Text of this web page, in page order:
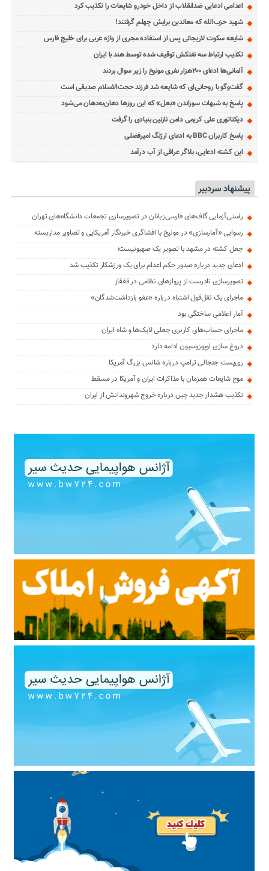
اعدامی ادعایی ضدانقلاب از داخل خودرو شایعات را تکذیب کرد
شهید حزب‌الله که معاندین برایش چهلم گرفتند!
شایعه سکوت لاریجانی پس از استفاده مجری از واژه عربی برای خلیج فارس
تکذیب ارتباط سه نفتکش توقیف شده توسط هند با ایران
آلمانی‌ها ادعای ۲۰۰هزار نفری مونیخ را زیر سوال بردند
گفت‌وگو با روحانی‌ای که شایعه شد فرزند حجت‌الاسلام صدیقی است
پاسخ به شبهات سوزاندن «بعل» که این روزها دهان‌به‌دهان می‌شود
دیکتاتوری علی کریمی دامن نازنین بنیادی را گرفت
پاسخ کاربران BBC به ادعای ارژنگ امیرفضلی
این کشته ادعایی، بلاگر عراقی از آب درآمد
پیشنهاد سردبیر
راستی‌آزمایی گاف‌های فارسی‌زبانان در تصویرسازی تجمعات دانشگاه‌های تهران
رسوایی «آمارسازی» در مونیخ با افشاگری خبرنگار آمریکایی و تصاویر مداربسته
جعل کشته در مشهد با تصویر یک صهیونیست؛
ادعای جدید درباره صدور حکم اعدام برای یک ورزشکار تکذیب شد
تصویرسازی نادرست از پروازهای نظامی در قفقاز
ماجرای یک نقل‌قول اشتباه درباره «عفو بازداشت‌شدگان»
آمار اعلامی ساختگی بود
ماجرای حساب‌های کاربری جعلی لایک‌ها و شاه ایران
دروغ سازی اوپوزوسیون ادامه دارد
ری‌پست جنجالی ترامپ درباره شانس بزرگ آمریکا
موج شایعات همزمان با مذاکرات ایران و آمریکا در مسقط
تکذیب هشدار جدید چین درباره خروج شهروندانش از ایران